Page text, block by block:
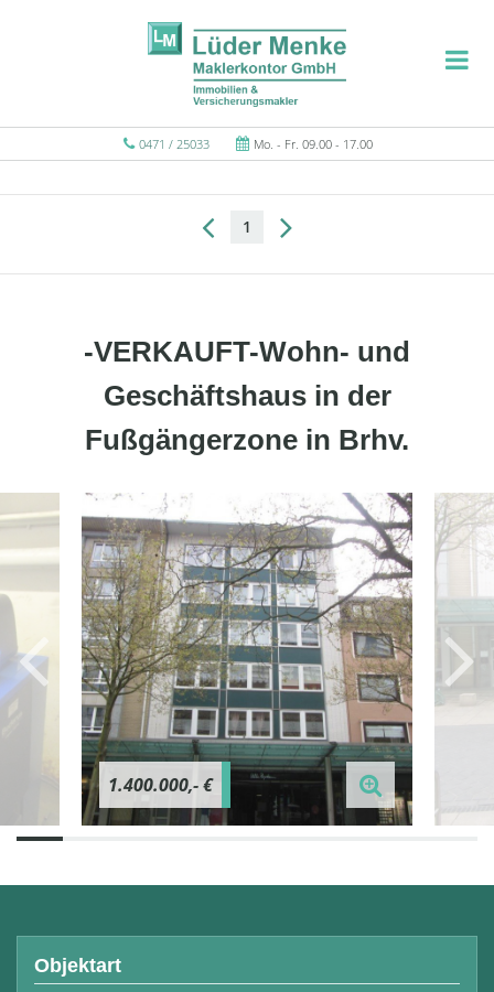
0471 / 25033 Mo. - Fr. 09.00 - 17.00
1
-VERKAUFT-Wohn- und
Geschäftshaus in der
Fußgängerzone in Brhv.
1.400.000,- €
Objektart